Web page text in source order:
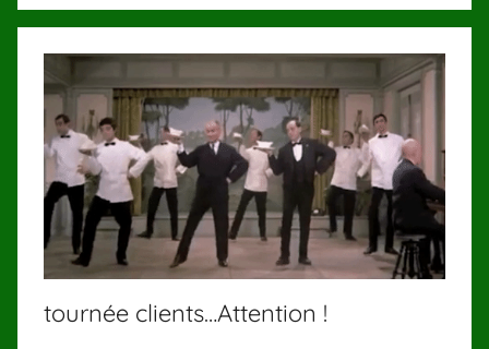
tournée clients…Attention !